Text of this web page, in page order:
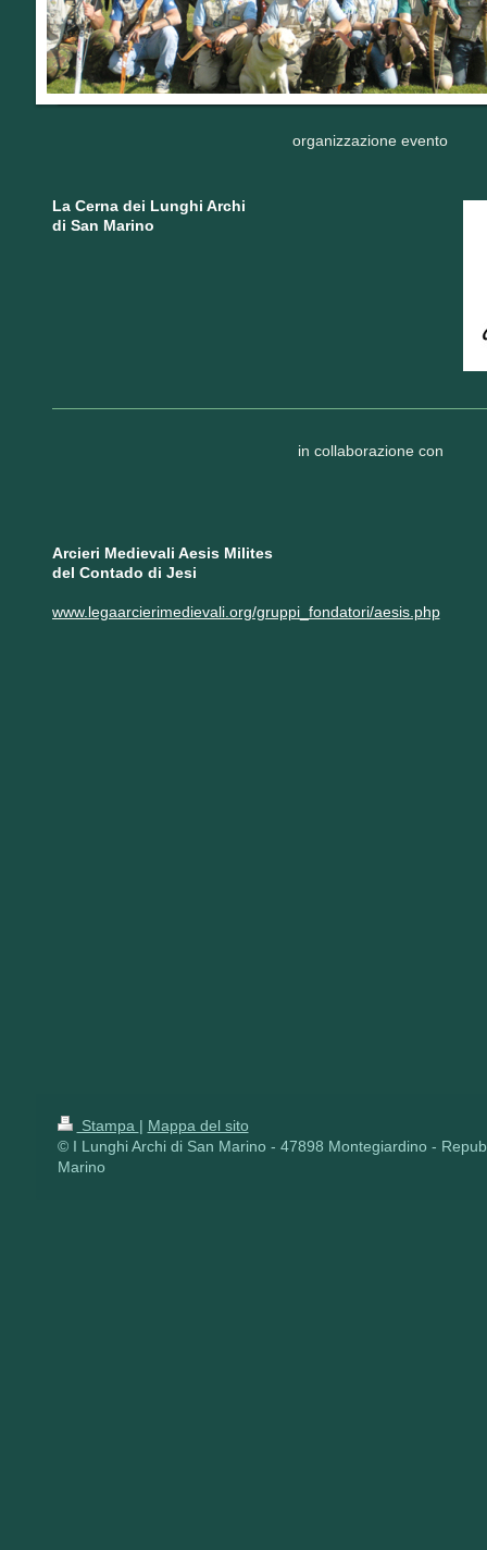
organizzazione evento
La Cerna dei Lunghi Archi
di San Marino
in collaborazione con
Arcieri Medievali Aesis Milites
del Contado di Jesi
www.legaarcierimedievali.org/gruppi_fondatori/aesis.php
Stampa | Mappa del sito
© I Lunghi Archi di San Marino - 47898 Montegiardino -
Marino